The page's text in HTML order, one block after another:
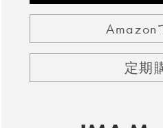
Amazon
定期